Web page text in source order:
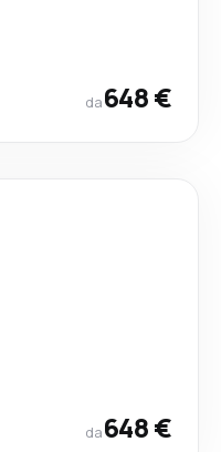
da648 €
da648 €